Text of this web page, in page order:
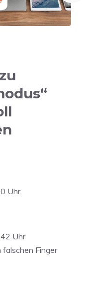
Uhr
Uhr
falschen Finger